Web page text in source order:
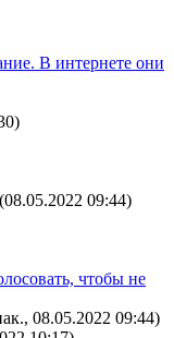
В интернете они
)
(08.05.2022 09:44)
чтобы не
08.05.2022 09:44)